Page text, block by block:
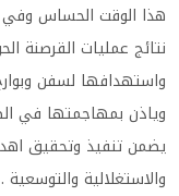
هذا الوقت الحساس وفي
نتائج عمليات القرصنة
واستهدافها لسفن
وياذن بمهاجمتها في
يضمن تنفيذ وتحقيق
والاستغلالية والتوسعية .